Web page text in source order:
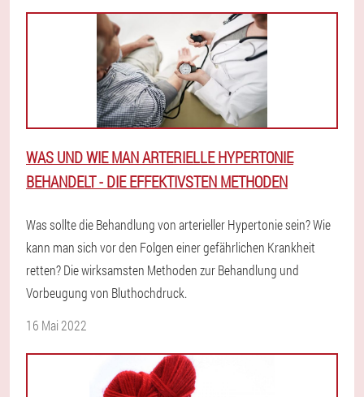
WAS UND WIE MAN ARTERIELLE HYPERTONIE
BEHANDELT - DIE EFFEKTIVSTEN METHODEN
Was sollte die Behandlung von arterieller Hypertonie sein? Wie
kann man sich vor den Folgen einer gefährlichen Krankheit
retten? Die wirksamsten Methoden zur Behandlung und
Vorbeugung von Bluthochdruck.
16 Mai 2022